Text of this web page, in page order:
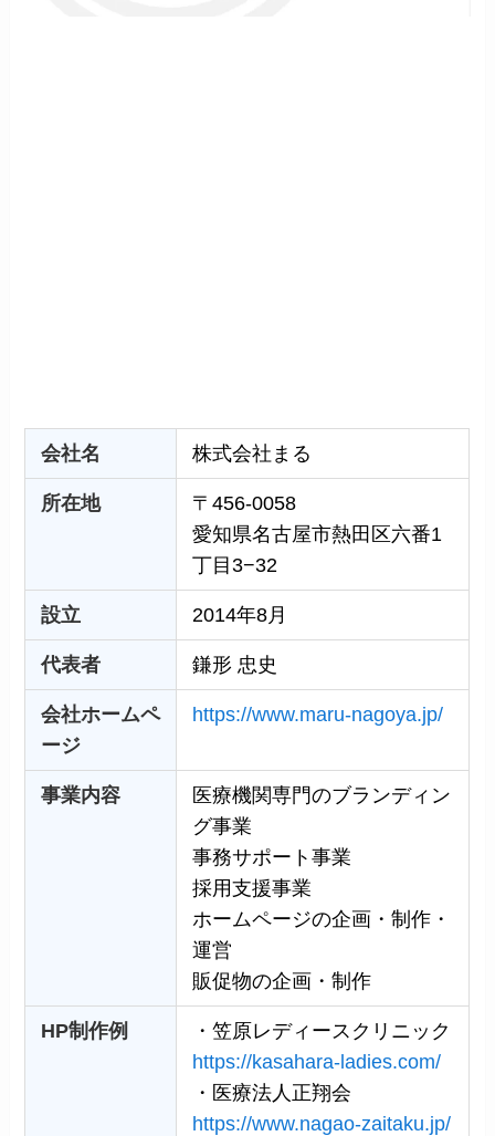
会社名 株式会社まる
所在地
〒456-0058
愛知県名古屋市熱田区六番1
丁目3−32
設立 2014年8月
代表者 鎌形 忠史
会社ホームペ
ージ
https://www.maru-nagoya.jp/
事業内容
医療機関専門のブランディン
グ事業
事務サポート事業
採用支援事業
ホームページの企画・制作・
運営
販促物の企画・制作
HP制作例
・笠原レディースクリニック
https://kasahara-ladies.com/
・医療法人正翔会
https://www.nagao-zaitaku.jp/